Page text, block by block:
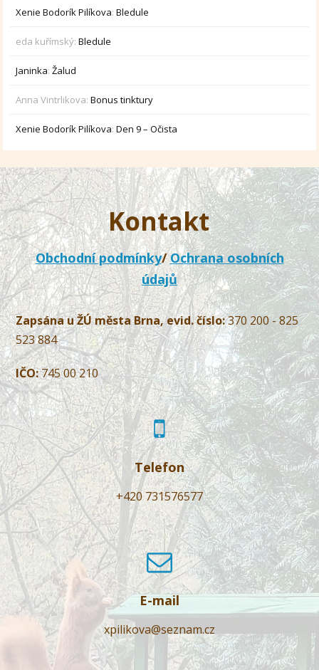
Xenie Bodorík Pilíkova:Bledule
eda kuřímský:Bledule
Janinka:Žalud
Anna Vintrlikova:Bonus tinktury
Xenie Bodorík Pilíkova:Den 9 – Očista
Kontakt
Obchodní podmínky/Ochrana osobních
údajů
Zapsána u ŽÚ města Brna, evid. číslo:370 200 - 825
523 884
IČO:745 00 210
Telefon
+420 731576577
E-mail
xpilikova@seznam.cz